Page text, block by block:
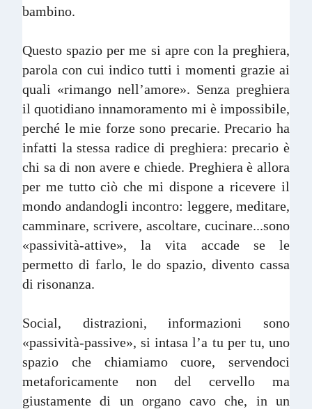
bambino.
Questo spazio per me si apre con la preghiera,
parola con cui indico tutti i momenti grazie ai
quali «rimango nell’amore». Senza preghiera
il quotidiano innamoramento mi è impossibile,
perché le mie forze sono precarie. Precario ha
infatti la stessa radice di preghiera: precario è
chi sa di non avere e chiede. Preghiera è allora
per me tutto ciò che mi dispone a ricevere il
mondo andandogli incontro: leggere, meditare,
camminare, scrivere, ascoltare, cucinare...sono
«passività-attive», la vita accade se le
permetto di farlo, le do spazio, divento cassa
di risonanza.
Social, distrazioni, informazioni sono
«passività-passive», si intasa l’a tu per tu, uno
spazio che chiamiamo cuore, servendoci
metaforicamente non del cervello ma
giustamente di un organo cavo che, in un